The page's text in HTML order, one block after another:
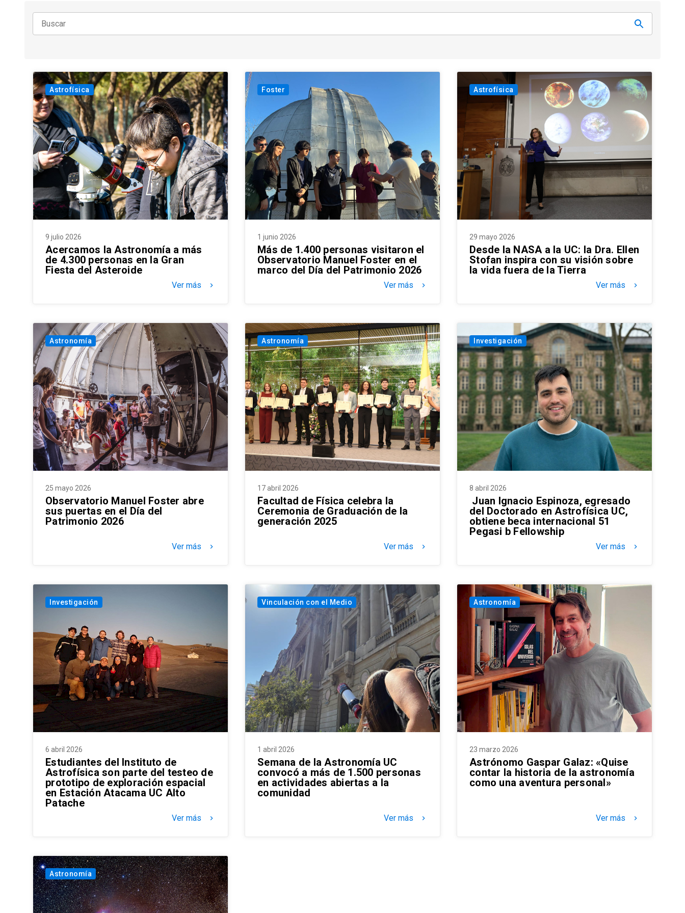
Astrofísica
9 julio 2026
Acercamos la Astronomía a más
de 4.300 personas en la Gran
Fiesta del Asteroide
Ver más keyboard_arrow_right
Foster
1 junio 2026
Más de 1.400 personas visitaron el
Observatorio Manuel Foster en el
marco del Día del Patrimonio 2026
Ver más keyboard_arrow_right
Astrofísica
29 mayo 2026
Desde la NASA a la UC: la Dra. Ellen
Stofan inspira con su visión sobre
la vida fuera de la Tierra
Ver más keyboard_arrow_right
Astronomía
25 mayo 2026
Observatorio Manuel Foster abre
sus puertas en el Día del
Patrimonio 2026
Ver más keyboard_arrow_right
Astronomía
17 abril 2026
Facultad de Física celebra la
Ceremonia de Graduación de la
generación 2025
Ver más keyboard_arrow_right
Investigación
8 abril 2026
Juan Ignacio Espinoza, egresado
del Doctorado en Astrofísica UC,
obtiene beca internacional 51
Pegasi b Fellowship
Ver más keyboard_arrow_right
Investigación
6 abril 2026
Estudiantes del Instituto de
Astrofísica son parte del testeo de
prototipo de exploración espacial
en Estación Atacama UC Alto
Patache
Ver más keyboard_arrow_right
Vinculación con el Medio
1 abril 2026
Semana de la Astronomía UC
convocó a más de 1.500 personas
en actividades abiertas a la
comunidad
Ver más keyboard_arrow_right
Astronomía
23 marzo 2026
Astrónomo Gaspar Galaz: «Quise
contar la historia de la astronomía
como una aventura personal»
Ver más keyboard_arrow_right
Astronomía